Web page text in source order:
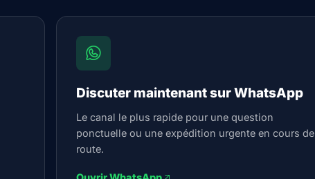
Discuter maintenant sur WhatsApp
Le canal le plus rapide pour une question
ponctuelle ou une expédition urgente en cours de
route.